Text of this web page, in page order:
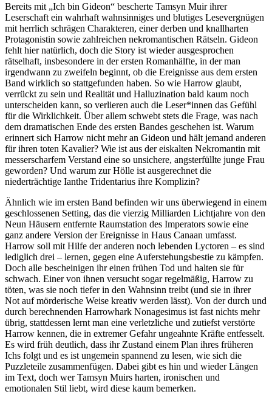
Bereits mit „Ich bin Gideon“ bescherte Tamsyn Muir ihrer
Leserschaft ein wahrhaft wahnsinniges und blutiges Lesevergnügen
mit herrlich schrägen Charakteren, einer derben und knallharten
Protagonistin sowie zahlreichen nekromantischen Rätseln. Gideon
fehlt hier natürlich, doch die Story ist wieder ausgesprochen
rätselhaft, insbesondere in der ersten Romanhälfte, in der man
irgendwann zu zweifeln beginnt, ob die Ereignisse aus dem ersten
Band wirklich so stattgefunden haben. So wie Harrow glaubt,
verrückt zu sein und Realität und Halluzination bald kaum noch
unterscheiden kann, so verlieren auch die Leser*innen das Gefühl
für die Wirklichkeit. Über allem schwebt stets die Frage, was nach
dem dramatischen Ende des ersten Bandes geschehen ist. Warum
erinnert sich Harrow nicht mehr an Gideon und hält jemand anderen
für ihren toten Kavalier? Wie ist aus der eiskalten Nekromantin mit
messerscharfem Verstand eine so unsichere, angsterfüllte junge Frau
geworden? Und warum zur Hölle ist ausgerechnet die
niederträchtige Ianthe Tridentarius ihre Komplizin?
Ähnlich wie im ersten Band befinden wir uns überwiegend in einem
geschlossenen Setting, das die vierzig Milliarden Lichtjahre von den
Neun Häusern entfernte Raumstation des Imperators sowie eine
ganz andere Version der Ereignisse in Haus Canaan umfasst.
Harrow soll mit Hilfe der anderen noch lebenden Lyctoren – es sind
lediglich drei – lernen, gegen eine Auferstehungsbestie zu kämpfen.
Doch alle bescheinigen ihr einen frühen Tod und halten sie für
schwach. Einer von ihnen versucht sogar regelmäßig, Harrow zu
töten, was sie noch tiefer in den Wahnsinn treibt (und sie in ihrer
Not auf mörderische Weise kreativ werden lässt). Von der durch und
durch berechnenden Harrowhark Nonagesimus ist fast nichts mehr
übrig, stattdessen lernt man eine verletzliche und zutiefst verstörte
Harrow kennen, die in extremer Gefahr ungeahnte Kräfte entfesselt.
Es wird früh deutlich, dass ihr Zustand einem Plan ihres früheren
Ichs folgt und es ist ungemein spannend zu lesen, wie sich die
Puzzleteile zusammenfügen. Dabei gibt es hin und wieder Längen
im Text, doch wer Tamsyn Muirs harten, ironischen und
emotionalen Stil liebt, wird diese kaum bemerken.